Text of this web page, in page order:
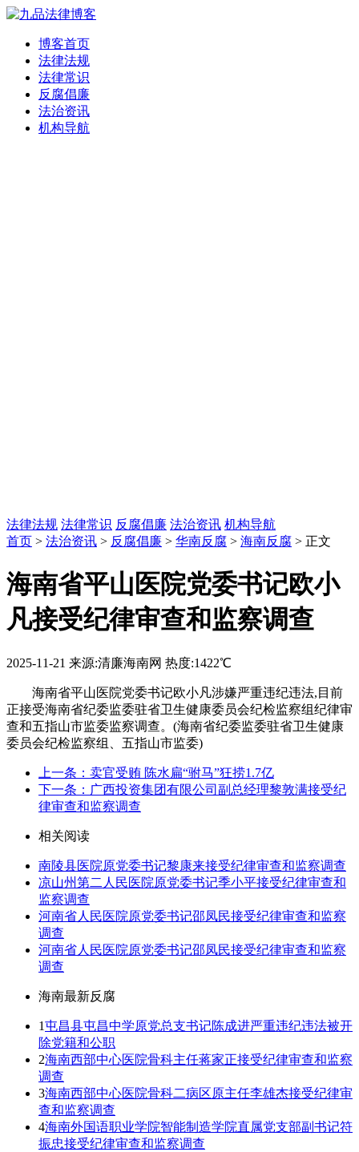
博客首页
法律法规
法律常识
反腐倡廉
法治资讯
机构导航
法律法规 法律常识 反腐倡廉 法治资讯 机构导航
首页 > 法治资讯 > 反腐倡廉 > 华南反腐 > 海南反腐 > 正文
海南省平山医院党委书记欧小
凡接受纪律审查和监察调查
2025-11-21 来源:清廉海南网 热度:1422℃
海南省平山医院党委书记欧小凡涉嫌严重违纪违法,目前
正接受海南省纪委监委驻省卫生健康委员会纪检监察组纪律审
查和五指山市监委监察调查。(海南省纪委监委驻省卫生健康
委员会纪检监察组、五指山市监委)
上一条：卖官受贿 陈水扁“驸马”狂捞1.7亿
下一条：广西投资集团有限公司副总经理黎敦满接受纪
律审查和监察调查
相关阅读
南陵县医院原党委书记黎康来接受纪律审查和监察调查
凉山州第二人民医院原党委书记季小平接受纪律审查和
监察调查
河南省人民医院原党委书记邵凤民接受纪律审查和监察
调查
河南省人民医院原党委书记邵凤民接受纪律审查和监察
调查
海南最新反腐
1屯昌县屯昌中学原党总支书记陈成进严重违纪违法被开
除党籍和公职
2海南西部中心医院骨科主任蒋家正接受纪律审查和监察
调查
3海南西部中心医院骨科二病区原主任李雄杰接受纪律审
查和监察调查
4海南外国语职业学院智能制造学院直属党支部副书记符
振忠接受纪律审查和监察调查